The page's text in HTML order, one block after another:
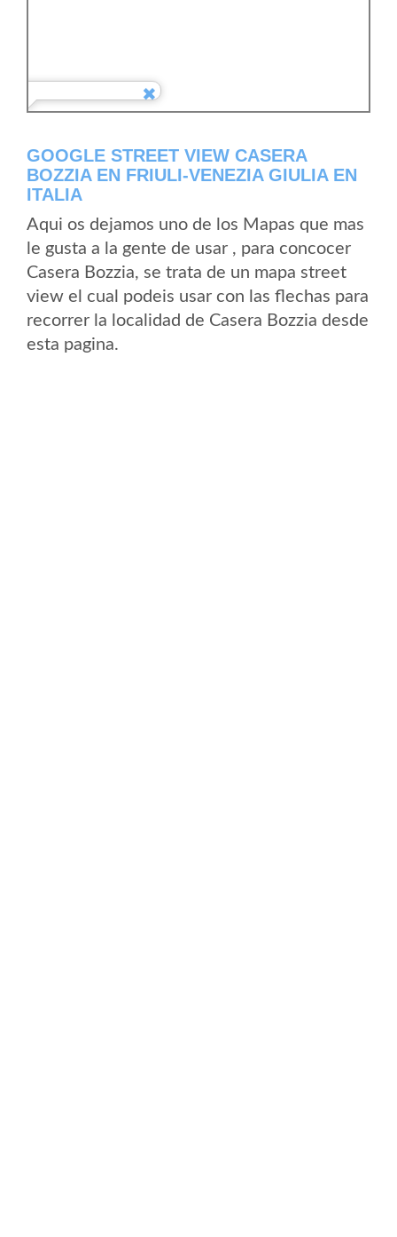
GOOGLE STREET VIEW CASERA
BOZZIA EN FRIULI-VENEZIA GIULIA EN
ITALIA
Aqui os dejamos uno de los Mapas que mas
le gusta a la gente de usar , para concocer
Casera Bozzia, se trata de un mapa street
view el cual podeis usar con las flechas para
recorrer la localidad de Casera Bozzia desde
esta pagina.